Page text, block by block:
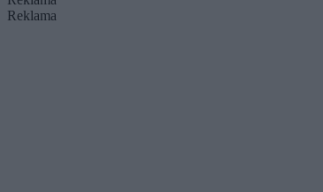
Reklama